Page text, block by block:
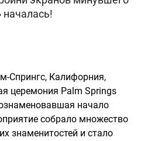
началась!
Спрингс, Калифорния,
церемония Palm Springs
начало
собрало множество
знаменитостей и стало